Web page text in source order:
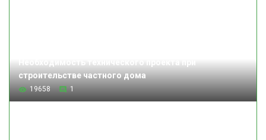
строительстве частного дома
19658 1